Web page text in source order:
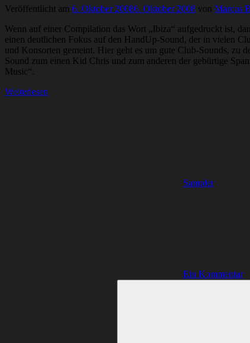
Veröffentlicht am 6. Oktober 20086. Oktober 2008 von Marcus
Wenn auf einer Compilation das Wort „Ibiza“ aufgedruckt ist,
einen deutlichen Fokus auf den HandUp-Sound, der in vielen
und Konsorten gemeint. Hier geht es um gute Club-Sounds, zu
Sound zum einen Kid Chris und zum anderen der gebürtige
Music“.
Weiterlesen
Sampler
Ein Kommentar